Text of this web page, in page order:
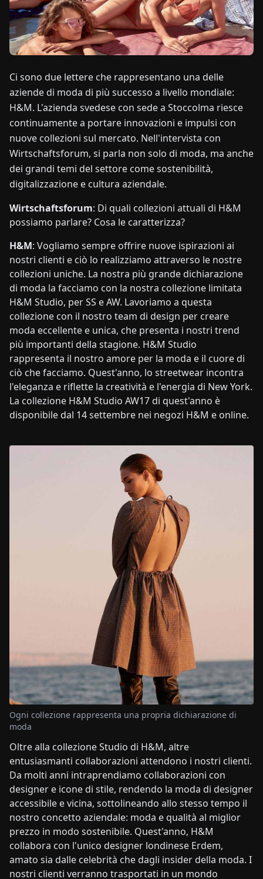
ENDE FRESITNL PLHU
CONTATTACI
Ci sono due lettere che rappresentano una delle
aziende di moda di più successo a livello mondiale:
H&M. L'azienda svedese con sede a Stoccolma riesce
continuamente a portare innovazioni e impulsi con
nuove collezioni sul mercato. Nell'intervista con
Wirtschaftsforum, si parla non solo di moda, ma anche
dei grandi temi del settore come sostenibilità,
digitalizzazione e cultura aziendale.
Wirtschaftsforum: Di quali collezioni attuali di H&M
possiamo parlare? Cosa le caratterizza?
H&M: Vogliamo sempre offrire nuove ispirazioni ai
nostri clienti e ciò lo realizziamo attraverso le nostre
collezioni uniche. La nostra più grande dichiarazione
di moda la facciamo con la nostra collezione limitata
H&M Studio, per SS e AW. Lavoriamo a questa
collezione con il nostro team di design per creare
moda eccellente e unica, che presenta i nostri trend
più importanti della stagione. H&M Studio
rappresenta il nostro amore per la moda e il cuore di
ciò che facciamo. Quest'anno, lo streetwear incontra
l'eleganza e riflette la creatività e l'energia di New York.
La collezione H&M Studio AW17 di quest'anno è
disponibile dal 14 settembre nei negozi H&M e online.
Ogni collezione rappresenta una propria dichiarazione di
moda
Oltre alla collezione Studio di H&M, altre
entusiasmanti collaborazioni attendono i nostri clienti.
Da molti anni intraprendiamo collaborazioni con
designer e icone di stile, rendendo la moda di designer
accessibile e vicina, sottolineando allo stesso tempo il
nostro concetto aziendale: moda e qualità al miglior
prezzo in modo sostenibile. Quest'anno, H&M
collabora con l'unico designer londinese Erdem,
amato sia dalle celebrità che dagli insider della moda. I
nostri clienti verranno trasportati in un mondo